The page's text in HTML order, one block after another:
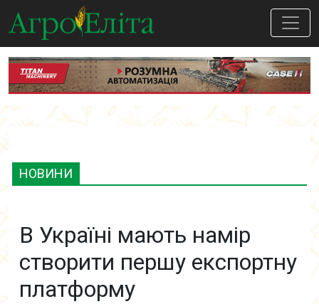
НОВИНИ
В Україні мають намір
створити першу експортну
платформу